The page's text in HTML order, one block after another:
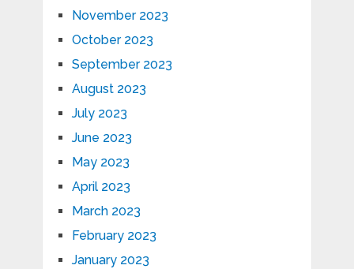
November 2023
October 2023
September 2023
August 2023
July 2023
June 2023
May 2023
April 2023
March 2023
February 2023
January 2023